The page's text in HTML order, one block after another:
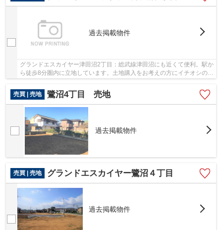
過去掲載物件
グランドエスカイヤー津田沼2丁目：総武線津田沼にも近くて便利。駅か
ら徒歩8分圏内に立地しています。土地購入をお考えの方にイチオシの売
売買 | 売地
鷺沼4丁目 売地
過去掲載物件
売買 | 売地 グランドエスカイヤー鷺沼４丁目
過去掲載物件